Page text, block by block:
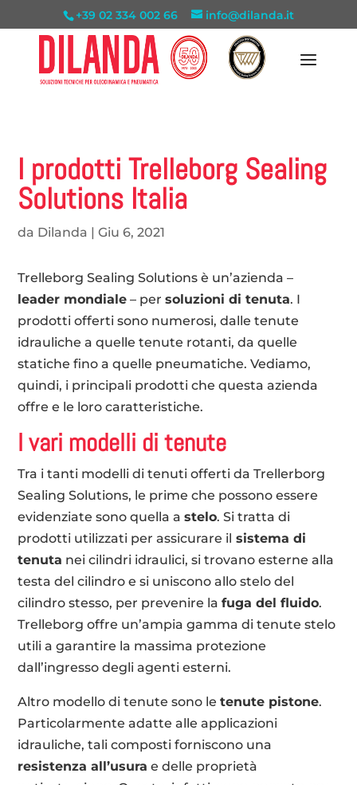
+39 02 334 002 66 info@dilanda.it
I prodotti Trelleborg Sealing
Solutions Italia
da Dilanda |Giu 6, 2021
Trelleborg Sealing Solutions è un’azienda –
leader mondiale – persoluzioni di tenuta. I
prodotti offerti sono numerosi, dalle tenute
idrauliche a quelle tenute rotanti, da quelle
statiche fino a quelle pneumatiche. Vediamo,
quindi, i principali prodotti che questa azienda
offre e le loro caratteristiche.
I vari modelli di tenute
Tra i tanti modelli di tenuti offerti da Trellerborg
Sealing Solutions, le prime che possono essere
evidenziate sono quella astelo. Si tratta di
prodotti utilizzati per assicurare il sistema di
tenuta nei cilindri idraulici, si trovano esterne alla
testa del cilindro e si uniscono allo stelo del
cilindro stesso, per prevenire lafuga del fluido.
Trelleborg offre un’ampia gamma di tenute stelo
utili a garantire la massima protezione
dall’ingresso degli agenti esterni.
Altro modello di tenute sono letenute pistone.
Particolarmente adatte alle applicazioni
idrauliche, tali composti forniscono una
resistenza all’usura e delle proprietà